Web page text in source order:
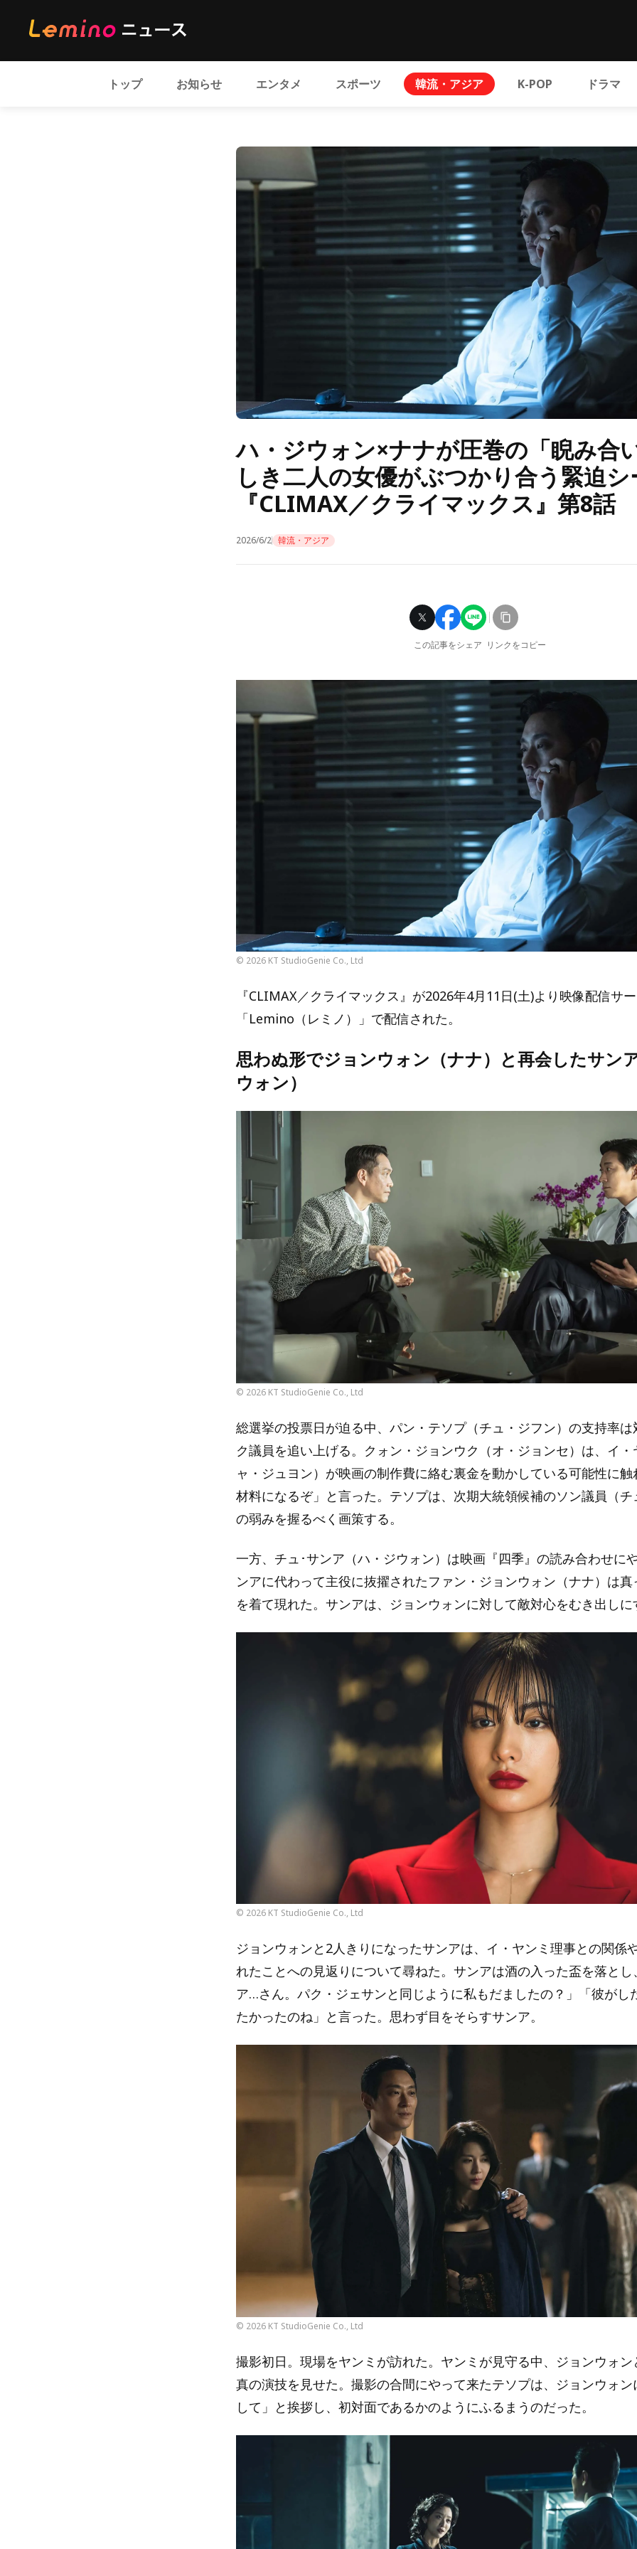
トップ お知らせ エンタメ スポーツ 韓流・アジア K-POP ドラマ
ハ・ジウォン×ナナが圧巻の「睨み合
しき二人の女優がぶつかり合う緊迫シ
『CLIMAX／クライマックス』第8話
2026/6/2 韓流・アジア
この記事をシェア リンクをコピー
© 2026 KT StudioGenie Co., Ltd
『CLIMAX／クライマックス』が2026年4月11日(土)より映像配信サ
「Lemino（レミノ）」で配信された。
思わぬ形でジョンウォン（ナナ）と再会したサン
ウォン）
© 2026 KT StudioGenie Co., Ltd
総選挙の投票日が迫る中、パン・テソプ（チュ・ジフン）の支持率
ク議員を追い上げる。クォン・ジョンウク（オ・ジョンセ）は、イ
ャ・ジュヨン）が映画の制作費に絡む裏金を動かしている可能性に
材料になるぞ」と言った。テソプは、次期大統領候補のソン議員（
の弱みを握るべく画策する。
一方、チュ･サンア（ハ・ジウォン）は映画『四季』の読み合わせに
ンアに代わって主役に抜擢されたファン・ジョンウォン（ナナ）は
を着て現れた。サンアは、ジョンウォンに対して敵対心をむき出しに
© 2026 KT StudioGenie Co., Ltd
ジョンウォンと2人きりになったサンアは、イ・ヤンミ理事との関係
れたことへの見返りについて尋ねた。サンアは酒の入った盃を落とし
ア…さん。パク・ジェサンと同じように私もだましたの？」「彼がし
たかったのね」と言った。思わず目をそらすサンア。
© 2026 KT StudioGenie Co., Ltd
撮影初日。現場をヤンミが訪れた。ヤンミが見守る中、ジョンウォ
真の演技を見せた。撮影の合間にやって来たテソプは、ジョンウォ
して」と挨拶し、初対面であるかのようにふるまうのだった。